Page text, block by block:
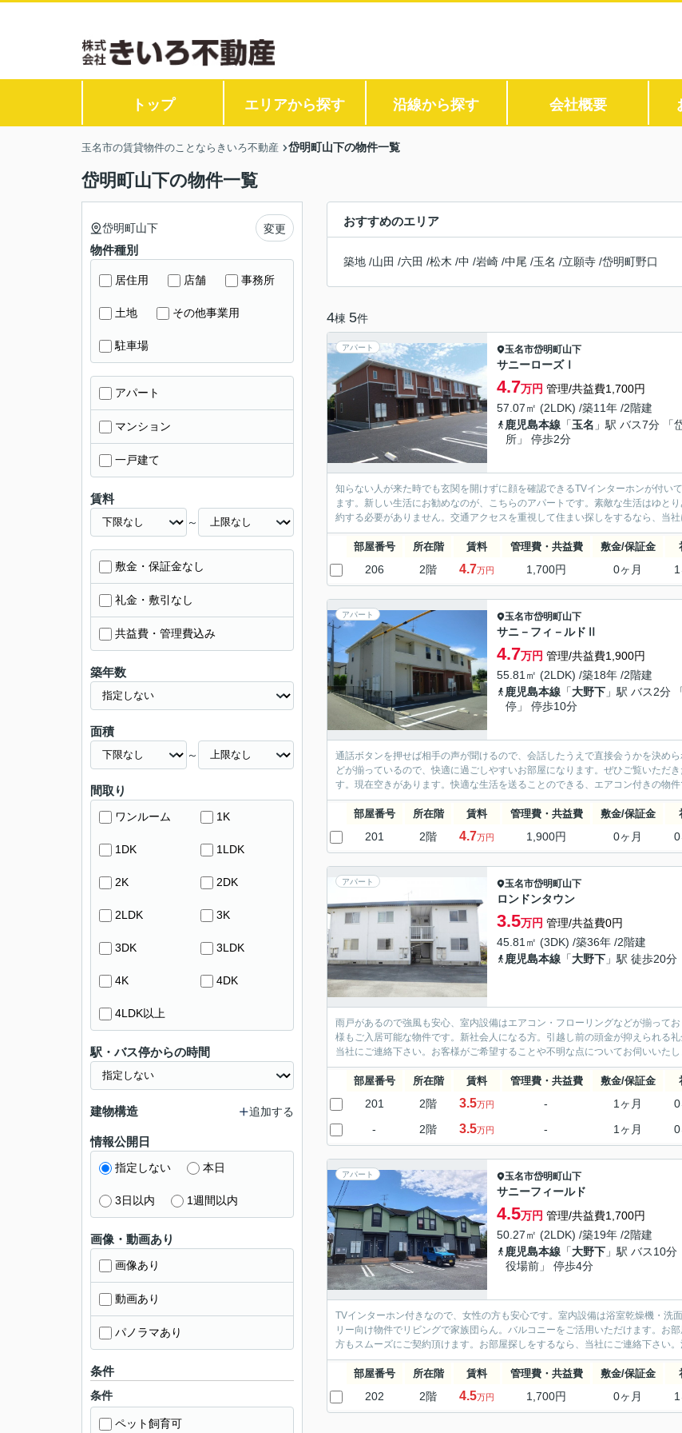
トップ エリアから探す 沿線から探す 会社概要
玉名市の賃貸物件のことならきいろ不動産 岱明町山下の物件一覧
岱明町山下の物件一覧
おすすめのエリア
築地 /山田 /六田 /松木 /中 /岩崎 /中尾 /玉名 /立願寺 /岱明町野口
4棟 5件
アパート 玉名市岱明町山下
サニーローズⅠ
4.7万円 管理/共益費1,700円
57.07㎡ (2LDK) /築11年 /2階建
鹿児島本線 「玉名 」駅 バス7分 「
所」 停歩2分
知らない人が来た時でも玄関を開けずに顔を確認できるTVインターホンが付い
ます。新しい生活にお勧めなのが、こちらのアパートです。素敵な生活はゆと
約する必要がありません。交通アクセスを重視して住まい探しをするなら、当
部屋番号 所在階 賃料 管理費・共益費 敷金/保証金
206 2階 4.7万円 1,700円 0ヶ月
アパート 玉名市岱明町山下
サニ－フィ－ルドⅡ
4.7万円 管理/共益費1,900円
55.81㎡ (2LDK) /築18年 /2階建
鹿児島本線 「大野下 」駅 バス2分
停」 停歩10分
通話ボタンを押せば相手の声が聞けるので、会話したうえで直接会うかを決め
どが揃っているので、快適に過ごしやすいお部屋になります。ぜひご覧いただ
す。現在空きがあります。快適な生活を送ることのできる、エアコン付きの物
部屋番号 所在階 賃料 管理費・共益費 敷金/保証金
201 2階 4.7万円 1,900円 0ヶ月 0
アパート 玉名市岱明町山下
ロンドンタウン
3.5万円 管理/共益費0円
45.81㎡ (3DK) /築36年 /2階建
鹿児島本線 「大野下 」駅 徒歩20分
雨戸があるので強風も安心、室内設備はエアコン・フローリングなどが揃って
様もご入居可能な物件です。新社会人になる方。引越し前の頭金が抑えられる
当社にご連絡下さい。お客様がご希望することや不明な点についてお伺いいたし
部屋番号 所在階 賃料 管理費・共益費 敷金/保証金
201 2階 3.5万円 - 1ヶ月 0
- 2階 3.5万円 - 1ヶ月 0
アパート 玉名市岱明町山下
サニーフィールド
4.5万円 管理/共益費1,700円
50.27㎡ (2LDK) /築19年 /2階建
鹿児島本線 「大野下 」駅 バス10分
役場前」 停歩4分
TVインターホン付きなので、女性の方も安心です。室内設備は浴室乾燥機・洗
リー向け物件でリビングで家族団らん。バルコニーをご活用いただけます。お
方もスムーズにご契約頂けます。お部屋探しをするなら、当社にご連絡下さい
部屋番号 所在階 賃料 管理費・共益費 敷金/保証金
202 2階 4.5万円 1,700円 0ヶ月
岱明町山下 変更
物件種別
居住用 店舗 事務所
土地 その他事業用
駐車場
アパート
マンション
一戸建て
賃料
～
敷金・保証金なし
礼金・敷引なし
共益費・管理費込み
築年数
面積
～
間取り
ワンルーム 1K
1DK 1LDK
2K 2DK
2LDK 3K
3DK 3LDK
4K 4DK
4LDK以上
駅・バス停からの時間
建物構造 追加する
情報公開日
指定しない 本日
3日以内 1週間以内
画像・動画あり
画像あり
動画あり
パノラマあり
条件
条件
ペット飼育可